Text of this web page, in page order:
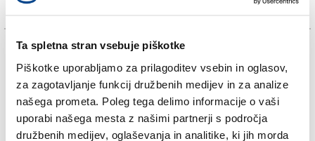
Ta spletna stran vsebuje piškotke
Piškotke uporabljamo za prilagoditev vsebin in oglasov,
za zagotavljanje funkcij družbenih medijev in za analize
našega prometa. Poleg tega delimo informacije o vaši
uporabi našega mesta z našimi partnerji s področja
družbenih medijev, oglaševanja in analitike, ki jih morda
TAGS:
FOTODAMJ@N
LUCA TEDESCHI